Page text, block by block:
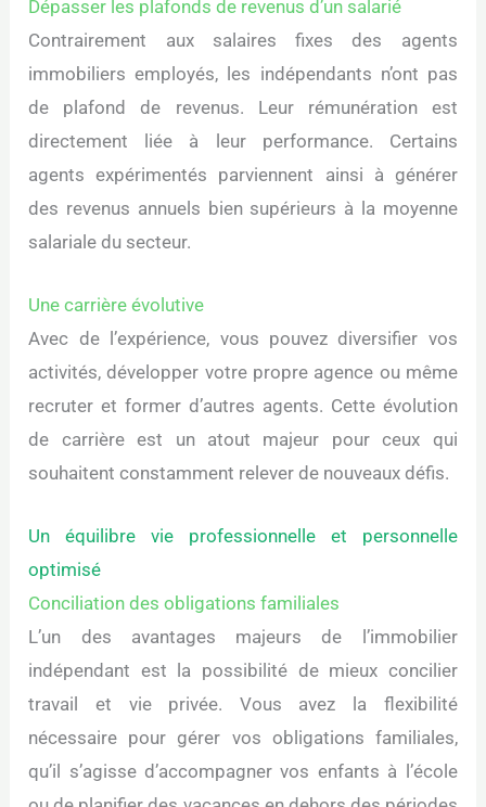
Dépasser les plafonds de revenus d’un salarié
Contrairement aux salaires fixes des agents
immobiliers employés, les indépendants n’ont pas
de plafond de revenus. Leur rémunération est
directement liée à leur performance. Certains
agents expérimentés parviennent ainsi à générer
des revenus annuels bien supérieurs à la moyenne
salariale du secteur.
Une carrière évolutive
Avec de l’expérience, vous pouvez diversifier vos
activités, développer votre propre agence ou même
recruter et former d’autres agents. Cette évolution
de carrière est un atout majeur pour ceux qui
souhaitent constamment relever de nouveaux défis.
Un équilibre vie professionnelle et personnelle
optimisé
Conciliation des obligations familiales
L’un des avantages majeurs de l’immobilier
indépendant est la possibilité de mieux concilier
travail et vie privée. Vous avez la flexibilité
nécessaire pour gérer vos obligations familiales,
qu’il s’agisse d’accompagner vos enfants à l’école